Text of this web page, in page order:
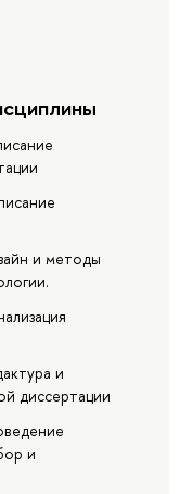
и методы
и
диссертации
и